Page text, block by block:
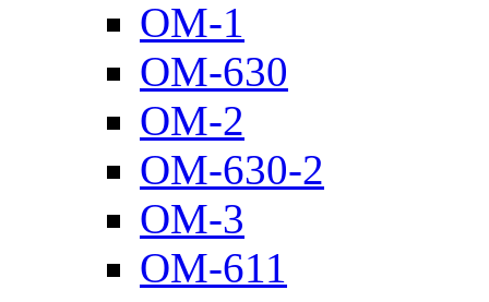
ОМ-1
ОМ-630
ОМ-2
ОМ-630-2
ОМ-3
ОМ-611